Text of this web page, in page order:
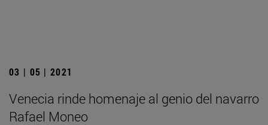
03 | 05 | 2021
Venecia rinde homenaje al genio del navarro
Rafael Moneo